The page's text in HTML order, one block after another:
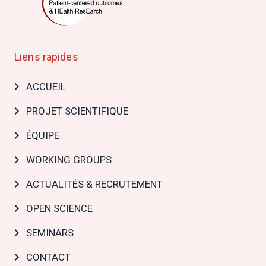
Liens rapides
MainACCUEIL
PROJET SCIENTIFIQUE
ÉQUIPE
WORKING GROUPS
ACTUALITÉS & RECRUTEMENT
OPEN SCIENCE
SEMINARS
CONTACT